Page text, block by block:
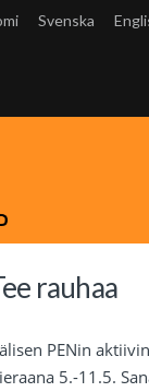
Svenska
rauhaa
PENin
5.-11.5.